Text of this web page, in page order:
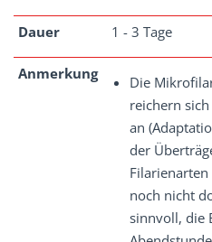
Dauer 1 - 3 Tage
Anmerkung
Die
reichern
an
der
noch nicht
sinnvoll, die